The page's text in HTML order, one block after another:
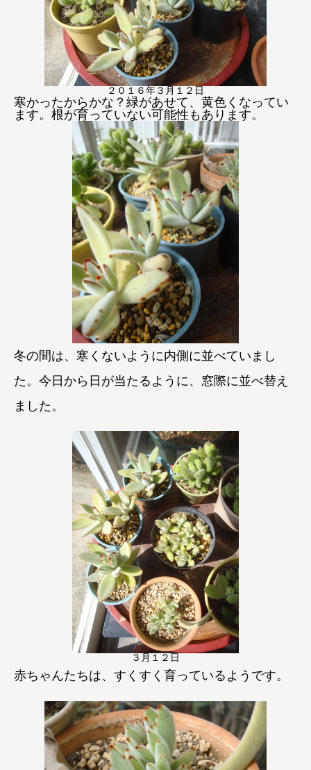
２０１６年３月１２日
寒かったからかな？緑があせて、黄色くなってい
ます。根が育っていない可能性もあります。
冬の間は、寒くないように内側に並べていまし
た。今日から日が当たるように、窓際に並べ替え
ました。
３月１２日
赤ちゃんたちは、すくすく育っているようです。